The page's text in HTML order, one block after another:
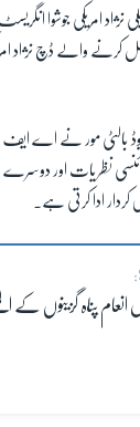
نژاد امریکی جوشوا
ڈچ نژاد امریکی
بالٹی مور نے اے
اور دوسرے
ادا کرتی ہے۔
انعام پناہ گزینوں کے